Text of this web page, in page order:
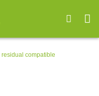
residual compatible